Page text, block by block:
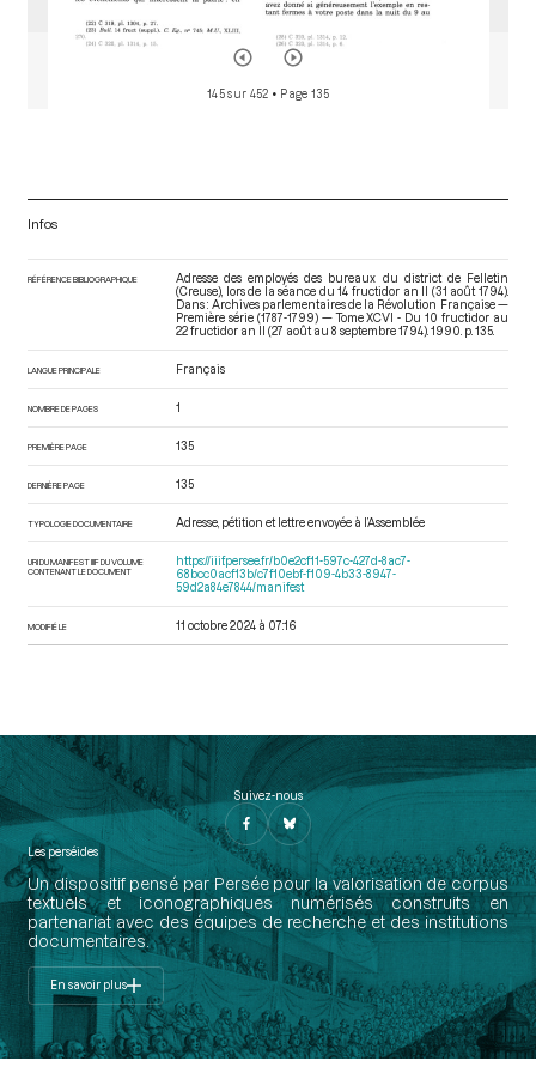
145 sur 452 • Page 135
Infos
RÉFÉRENCE BIBLIOGRAPHIQUE
Adresse des employés des bureaux du district de Felletin
(Creuse), lors de la séance du 14 fructidor an II (31 août 1794).
Dans : Archives parlementaires de la Révolution Française —
Première série (1787-1799) — Tome XCVI - Du 10 fructidor au
22 fructidor an II (27 août au 8 septembre 1794) . 1990. p. 135.
LANGUE PRINCIPALE Français
NOMBRE DE PAGES 1
PREMIÈRE PAGE 135
DERNIÈRE PAGE 135
TYPOLOGIE DOCUMENTAIRE Adresse, pétition et lettre envoyée à l’Assemblée
URI DU MANIFEST IIIF DU VOLUME
CONTENANT LE DOCUMENT
https://iiif.persee.fr/b0e2cf11-597c-427d-8ac7-
68bcc0acf13b/c7f10ebf-f109-4b33-8947-
59d2a84e7844/manifest
MODIFIÉ LE 11 octobre 2024 à 07:16
Suivez-nous
Les perséides
Un dispositif pensé par Persée pour la valorisation de corpus
textuels et iconographiques numérisés construits en
partenariat avec des équipes de recherche et des institutions
documentaires.
En savoir plus